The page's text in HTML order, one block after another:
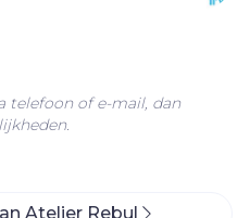
telefoon of e-mail, dan
Atelier Rebul